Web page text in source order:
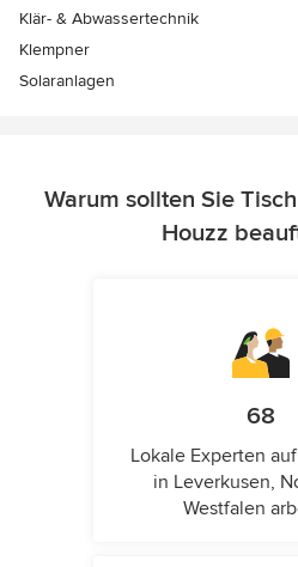
Klär- & Abwassertechnik
Klempner
Solaranlagen
Warum sollten Sie
Houzz
68
Lokale Experten
in Leverkusen,
Westfalen